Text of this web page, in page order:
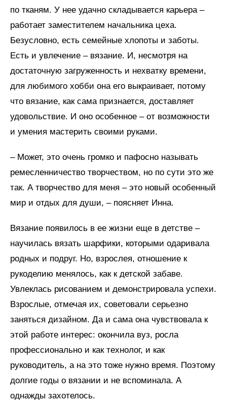
по тканям. У нее удачно складывается карьера –
работает заместителем начальника цеха.
Безусловно, есть семейные хлопоты и заботы.
Есть и увлечение – вязание. И, несмотря на
достаточную загруженность и нехватку времени,
для любимого хобби она его выкраивает, потому
что вязание, как сама признается, доставляет
удовольствие. И оно особенное – от возможности
и умения мастерить своими руками.
– Может, это очень громко и пафосно называть
ремесленничество творчеством, но по сути это же
так. А творчество для меня – это новый особенный
мир и отдых для души, – поясняет Инна.
Вязание появилось в ее жизни еще в детстве –
научилась вязать шарфики, которыми одаривала
родных и подруг. Но, взрослея, отношение к
рукоделию менялось, как к детской забаве.
Увлеклась рисованием и демонстрировала успехи.
Взрослые, отмечая их, советовали серьезно
заняться дизайном. Да и сама она чувствовала к
этой работе интерес: окончила вуз, росла
профессионально и как технолог, и как
руководитель, а на это тоже нужно время. Поэтому
долгие годы о вязании и не вспоминала. А
однажды захотелось.